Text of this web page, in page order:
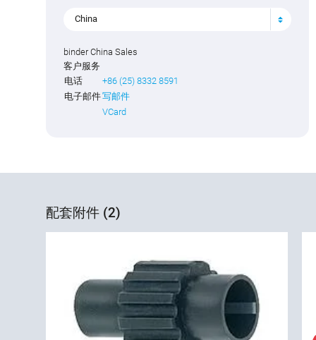
China
binder China Sales
客户服务
电话
+86 (25) 8332 8591
电子邮件写邮件
VCard
配套附件 (2)